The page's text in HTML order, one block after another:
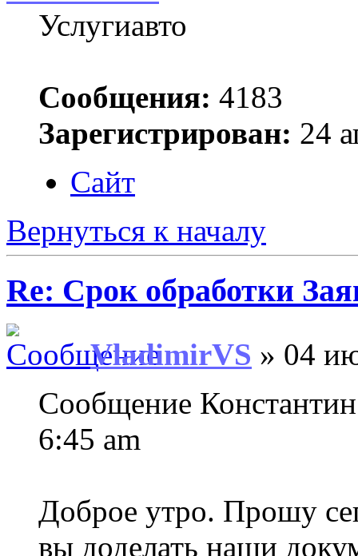
Услугиавто
Сообщения: 4183
Зарегистрирован: 24
Сайт
Вернуться к началу
Re: Срок обработки
VladimirVS » 04
Сообщение
6:45 am
Доброе утро. Прошу
вы доделать наши